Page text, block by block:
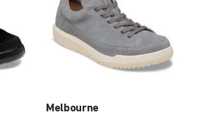
Melbourne
échantillons
couleurs
modifiera
l’image